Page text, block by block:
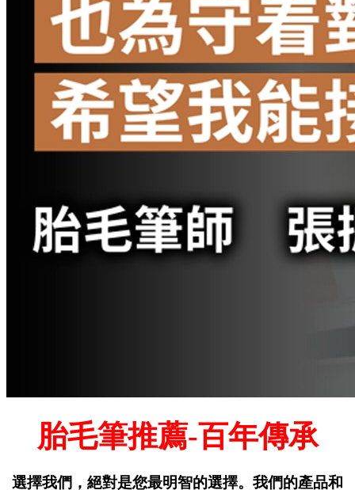
胎毛筆推薦-百年傳承
選擇我們，絕對是您最明智的選擇。我們的產品和